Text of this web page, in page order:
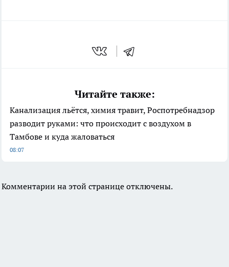
Читайте также:
Канализация льётся, химия травит, Роспотребнадзор
разводит руками: что происходит с воздухом в
Тамбове и куда жаловаться
08:07
Комментарии на этой странице отключены.